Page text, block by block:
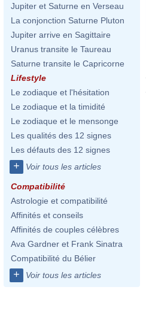
Jupiter et Saturne en Verseau
La conjonction Saturne Pluton
Jupiter arrive en Sagittaire
Uranus transite le Taureau
Saturne transite le Capricorne
Lifestyle
Le zodiaque et l'hésitation
Le zodiaque et la timidité
Le zodiaque et le mensonge
Les qualités des 12 signes
Les défauts des 12 signes
+ Voir tous les articles
Compatibilité
Astrologie et compatibilité
Affinités et conseils
Affinités de couples célèbres
Ava Gardner et Frank Sinatra
Compatibilité du Bélier
+ Voir tous les articles